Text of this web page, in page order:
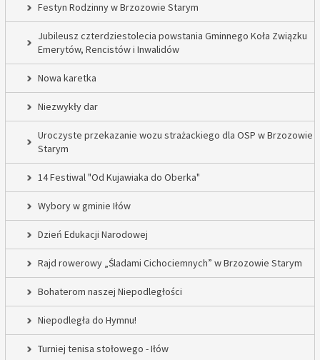
Festyn Rodzinny w Brzozowie Starym
Jubileusz czterdziestolecia powstania Gminnego Koła Związku
Emerytów, Rencistów i Inwalidów
Nowa karetka
Niezwykły dar
Uroczyste przekazanie wozu strażackiego dla OSP w Brzozowie
Starym
14 Festiwal "Od Kujawiaka do Oberka"
Wybory w gminie Iłów
Dzień Edukacji Narodowej
Rajd rowerowy „Śladami Cichociemnych” w Brzozowie Starym
Bohaterom naszej Niepodległości
Niepodległa do Hymnu!
Turniej tenisa stołowego - Iłów